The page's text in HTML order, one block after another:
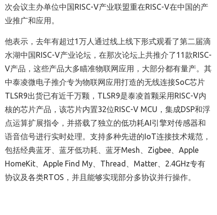
次会议主办单位中国RISC-V产业联盟重在RISC-V在中国的产
业推广和应用。
他表示，去年有超过1万人通过线上线下形式观看了第二届滴
水湖中国RISC-V产业论坛，在那次论坛上共推介了11款RISC-
V产品，这些产品大多瞄准物联网应用，大部分都有量产。其
中泰凌微电子推介专为物联网应用打造的无线连接SoC芯片
TLSR9出货已有近千万颗，TLSR9是泰凌首颗采用RISC-V内
核的芯片产品，该芯片内置32位RISC-V MCU，集成DSP和浮
点运算扩展指令，并搭载了独立的低功耗AI引擎对传感器和
语音信号进行实时处理。支持多种先进的IoT连接技术规范，
包括经典蓝牙、蓝牙低功耗、蓝牙Mesh、Zigbee、Apple
HomeKit、Apple Find My、Thread、Matter、2.4GHz专有
协议及各类RTOS，并且能够实现部分多协议并行操作。